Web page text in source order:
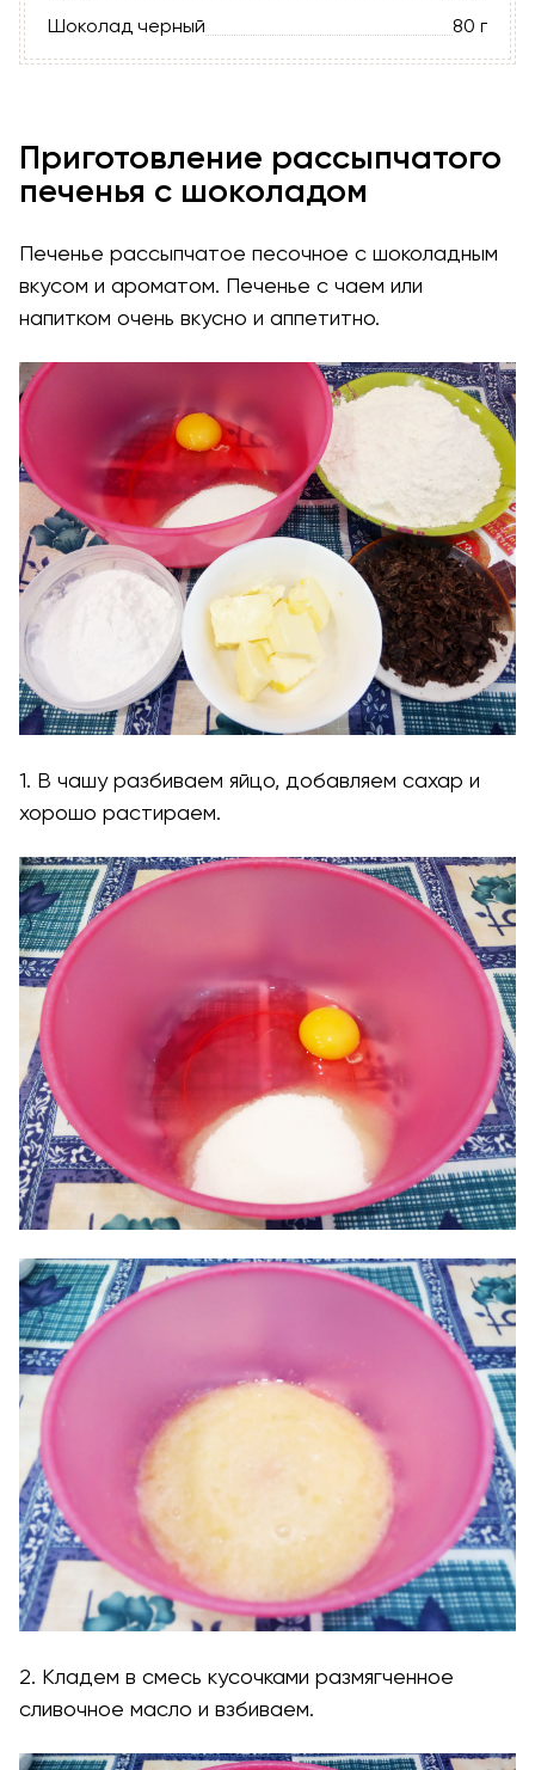
Шоколад черный
80 г
Приготовление рассыпчатого
печенья с шоколадом
Печенье рассыпчатое песочное с шоколадным
вкусом и ароматом. Печенье с чаем или
напитком очень вкусно и аппетитно.
1. В чашу разбиваем яйцо, добавляем сахар и
хорошо растираем.
2. Кладем в смесь кусочками размягченное
сливочное масло и взбиваем.